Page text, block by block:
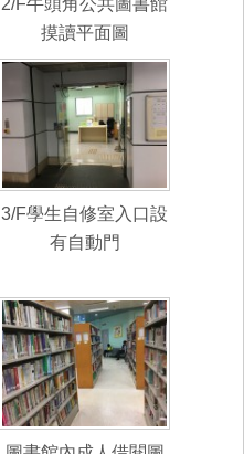
摸讀平面圖
3/F學生自修室入口設
有自動門